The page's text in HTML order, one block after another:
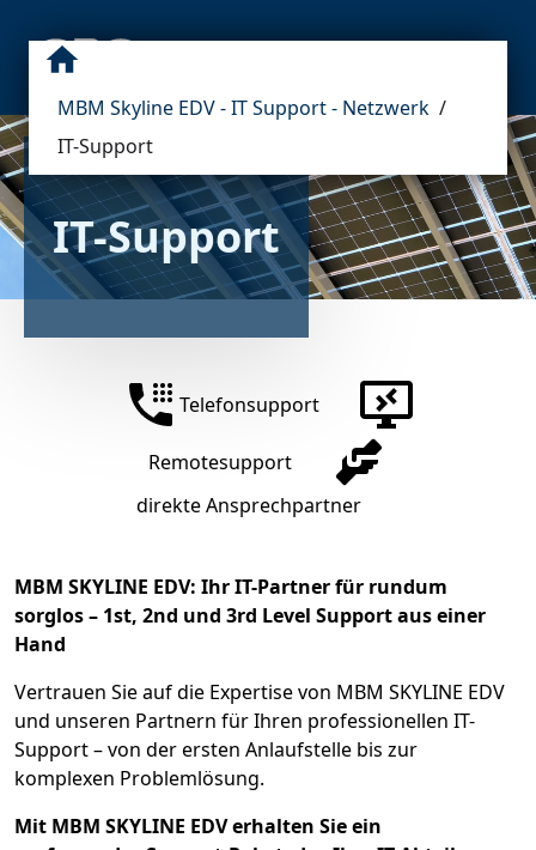
MBM Skyline EDV - IT Support - Netzwerk /
IT-Support
IT-Support
Telefonsupport
Remotesupport
direkte Ansprechpartner
MBM SKYLINE EDV: Ihr IT-Partner für rundum
sorglos – 1st, 2nd und 3rd Level Support aus einer
Hand
Vertrauen Sie auf die Expertise von MBM SKYLINE EDV
und unseren Partnern für Ihren professionellen IT-
Support – von der ersten Anlaufstelle bis zur
komplexen Problemlösung.
Mit MBM SKYLINE EDV erhalten Sie ein